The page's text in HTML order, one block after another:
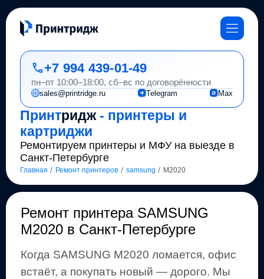
Принтридж- принтеры и
картриджи
Ремонтируем принтеры и МФУ на выезде в
Санкт-Петербурге
Главная / Ремонт принтеров / samsung / M2020
+7 994 439-01-49
пн–пт 10:00–18:00, сб–вс по договорённости
sales@printridge.ru Telegram Max
Ремонт принтера SAMSUNG
M2020 в Санкт-Петербурге
Когда SAMSUNG M2020 ломается, офис
встаёт, а покупать новый — дорого. Мы